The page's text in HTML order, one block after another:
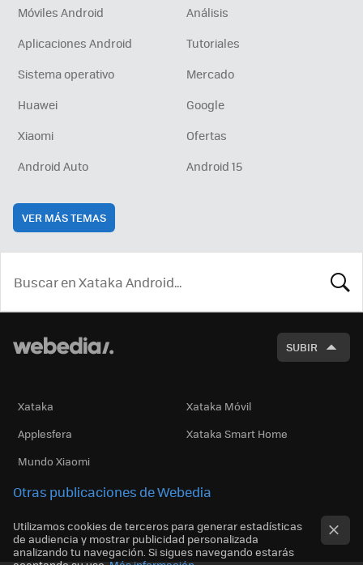
Móviles Android
Análisis
Aplicaciones Android
Tutoriales
Sistema operativo
Mercado
Huawei
Google
Xiaomi
Ofertas
Android Auto
Android 15
VER MÁS TEMAS
SUBIR
Xataka
Xataka Móvil
Applesfera
Xataka Smart Home
Mundo Xiaomi
Otras publicaciones de Webedia
Utilizamos cookies de terceros para generar estadísticas
de audiencia y mostrar publicidad personalizada
analizando tu navegación. Si sigues navegando estarás